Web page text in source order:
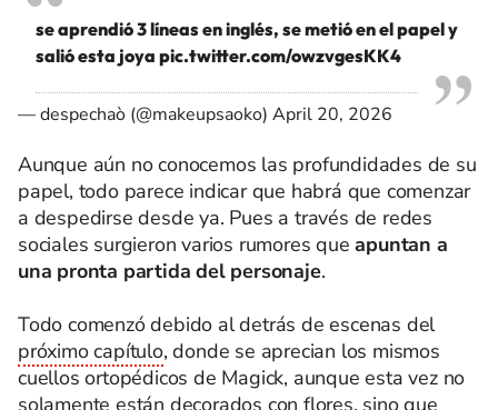
se aprendió 3 líneas en inglés, se metió en el papel y
salió esta joya pic.twitter.com/owzvgesKK4
— despechaò (@makeupsaoko) April 20, 2026
Aunque aún no conocemos las profundidades de su
papel, todo parece indicar que habrá que comenzar
a despedirse desde ya. Pues a través de redes
sociales surgieron varios rumores queapuntan a
una pronta partida del personaje.
Todo comenzó debido al detrás de escenas del
próximo capítulo, donde se aprecian los mismos
cuellos ortopédicos de Magick, aunque esta vez no
solamente están decorados con flores, sino que